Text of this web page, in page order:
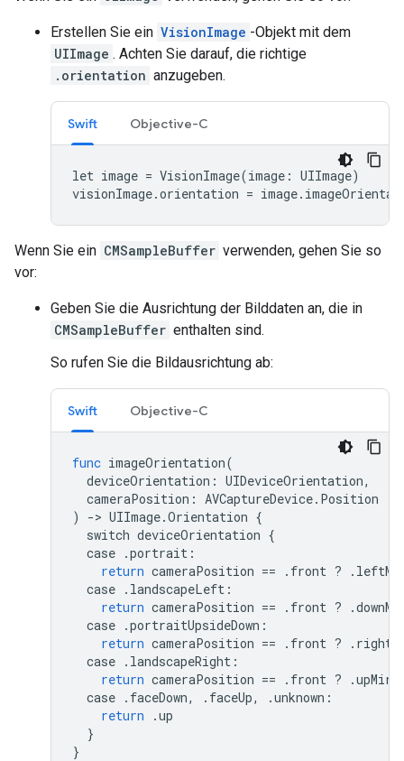
Erstellen Sie ein VisionImage -Objekt mit dem
UIImage . Achten Sie darauf, die richtige
.orientation anzugeben.
Swift Objective-C
let image = VisionImage(image: UIImage)
visionImage.orientation =
Wenn Sie ein CMSampleBuffer verwenden, gehen Sie so
vor:
Geben Sie die Ausrichtung der Bilddaten an, die in
CMSampleBuffer enthalten sind.
So rufen Sie die Bildausrichtung ab:
Swift Objective-C
func imageOrientation(
deviceOrientation : UIDeviceOrientation,
cameraPosition : AVCaptureDevice. Position
)
-> UIImage.Orientation {
switch deviceOrientation {
case .portrait :
return cameraPosition == . front ? .
case . landscapeLeft :
return cameraPosition == . front ? .
case .portraitUpsideDown :
return cameraPosition == . front ? .
case . landscapeRight :
return cameraPosition == . front ? .
case . faceDown, . faceUp, .unknown :
return
.up
}
}